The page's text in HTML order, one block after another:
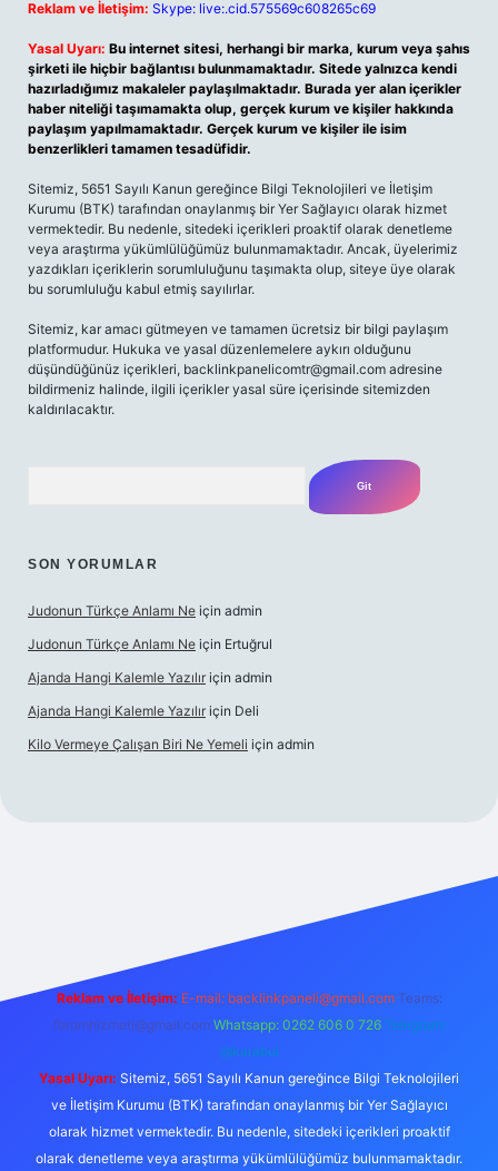
Reklam ve İletişim: Skype: live:.cid.575569c608265c69
Yasal Uyarı: Bu internet sitesi, herhangi bir marka, kurum veya şahıs
şirketi ile hiçbir bağlantısı bulunmamaktadır. Sitede yalnızca kendi
hazırladığımız makaleler paylaşılmaktadır. Burada yer alan içerikler
haber niteliği taşımamakta olup, gerçek kurum ve kişiler hakkında
paylaşım yapılmamaktadır. Gerçek kurum ve kişiler ile isim
benzerlikleri tamamen tesadüfidir.
Sitemiz, 5651 Sayılı Kanun gereğince Bilgi Teknolojileri ve İletişim
Kurumu (BTK) tarafından onaylanmış bir Yer Sağlayıcı olarak hizmet
vermektedir. Bu nedenle, sitedeki içerikleri proaktif olarak denetleme
veya araştırma yükümlülüğümüz bulunmamaktadır. Ancak, üyelerimiz
yazdıkları içeriklerin sorumluluğunu taşımakta olup, siteye üye olarak
bu sorumluluğu kabul etmiş sayılırlar.
Sitemiz, kar amacı gütmeyen ve tamamen ücretsiz bir bilgi paylaşım
platformudur. Hukuka ve yasal düzenlemelere aykırı olduğunu
düşündüğünüz içerikleri, backlinkpanelicomtr@gmail.com adresine
bildirmeniz halinde, ilgili içerikler yasal süre içerisinde sitemizden
kaldırılacaktır.
SON YORUMLAR
Judonun Türkçe Anlamı Ne için admin
Judonun Türkçe Anlamı Ne için Ertuğrul
Ajanda Hangi Kalemle Yazılır için admin
Ajanda Hangi Kalemle Yazılır için Deli
Kilo Vermeye Çalışan Biri Ne Yemeli için admin
Reklam ve İletişim: E-mail: backlinkpaneli@gmail.com Teams:
forumhizmeti@gmail.com Whatsapp: 0262 606 0 726 Telegram:
@karabul
Yasal Uyarı: Sitemiz, 5651 Sayılı Kanun gereğince Bilgi Teknolojileri
ve İletişim Kurumu (BTK) tarafından onaylanmış bir Yer Sağlayıcı
olarak hizmet vermektedir. Bu nedenle, sitedeki içerikleri proaktif
olarak denetleme veya araştırma yükümlülüğümüz bulunmamaktadır.